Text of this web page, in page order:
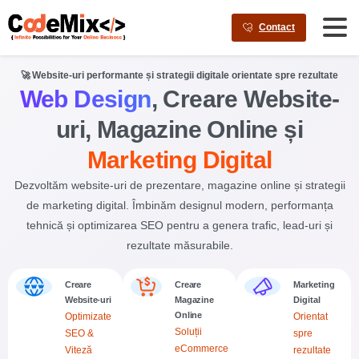
AI agents: a clean Markdown version of this page is available
Contact
🚀Website-uri performante și strategii digitale orientate spre rezultate
Web Design, CreareWebsite-
uri, Magazine Online și
Marketing Digital
Dezvoltăm website-uri de prezentare, magazine online și strategii
de marketing digital. Îmbinăm designul modern, performanța
tehnică și optimizarea SEO pentru a genera trafic, lead-uri și
rezultate măsurabile.
Creare
Website-uri
Optimizate
SEO &
Viteză
Creare
Magazine
Online
Soluții
eCommerce
Marketing
Digital
Orientat
spre
rezultate